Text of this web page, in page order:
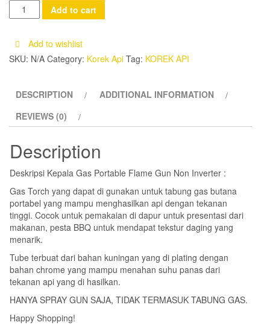
Kepala
Gas
Inverter
quantity
Add to cart
Add to wishlist
SKU: N/A Category: Korek Api Tag: KOREK API
DESCRIPTION
ADDITIONAL INFORMATION
REVIEWS (0)
Description
Deskripsi Kepala Gas Portable Flame Gun Non Inverter :
Gas Torch yang dapat di gunakan untuk tabung gas butana
portabel yang mampu menghasilkan api dengan tekanan
tinggi. Cocok untuk pemakaian di dapur untuk presentasi dari
makanan, pesta BBQ untuk mendapat tekstur daging yang
menarik.
Tube terbuat dari bahan kuningan yang di plating dengan
bahan chrome yang mampu menahan suhu panas dari
tekanan api yang di hasilkan.
HANYA SPRAY GUN SAJA, TIDAK TERMASUK TABUNG GAS.
Happy Shopping!